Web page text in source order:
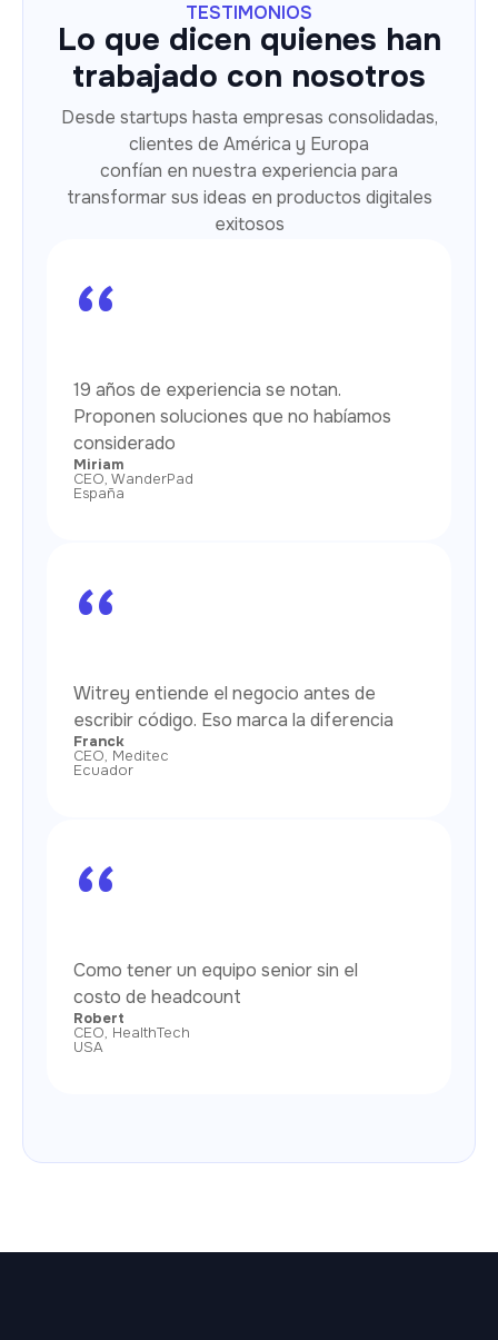
TESTIMONIOS
Lo que dicen quienes han
trabajado con nosotros
Desde startups hasta empresas consolidadas,
clientes de América y Europa
confían en nuestra experiencia para
transformar sus ideas en productos digitales
exitosos
“
19 años de experiencia se notan.
Proponen soluciones que no habíamos
considerado
Miriam
CEO, WanderPad
España
“
Witrey entiende el negocio antes de
escribir código. Eso marca la diferencia
Franck
CEO, Meditec
Ecuador
“
Como tener un equipo senior sin el
costo de headcount
Robert
CEO, HealthTech
USA